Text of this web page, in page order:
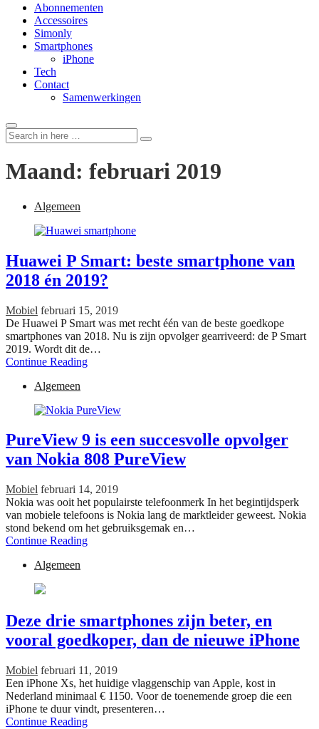
Abonnementen
Accessoires
Simonly
Smartphones
iPhone
Tech
Contact
Samenwerkingen
Search
for:
Search
Maand: februari 2019
Algemeen
Huawei P Smart: beste smartphone van
2018 én 2019?
Mobiel februari 15, 2019
De Huawei P Smart was met recht één van de beste goedkope
smartphones van 2018. Nu is zijn opvolger gearriveerd: de P Smart
2019. Wordt dit de…
Continue Reading
Algemeen
PureView 9 is een succesvolle opvolger
van Nokia 808 PureView
Mobiel februari 14, 2019
Nokia was ooit het populairste telefoonmerk In het begintijdsperk
van mobiele telefoons is Nokia lang de marktleider geweest. Nokia
stond bekend om het gebruiksgemak en…
Continue Reading
Algemeen
Deze drie smartphones zijn beter, en
vooral goedkoper, dan de nieuwe iPhone
Mobiel februari 11, 2019
Een iPhone Xs, het huidige vlaggenschip van Apple, kost in
Nederland minimaal € 1150. Voor de toenemende groep die een
iPhone te duur vindt, presenteren…
Continue Reading